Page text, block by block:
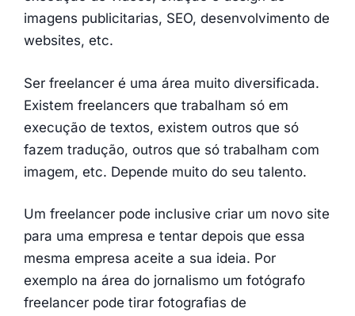
imagens publicitarias, SEO, desenvolvimento de
websites, etc.
Ser freelancer é uma área muito diversificada.
Existem freelancers que trabalham só em
execução de textos, existem outros que só
fazem tradução, outros que só trabalham com
imagem, etc. Depende muito do seu talento.
Um freelancer pode inclusive criar um novo site
para uma empresa e tentar depois que essa
mesma empresa aceite a sua ideia. Por
exemplo na área do jornalismo um fotógrafo
freelancer pode tirar fotografias de